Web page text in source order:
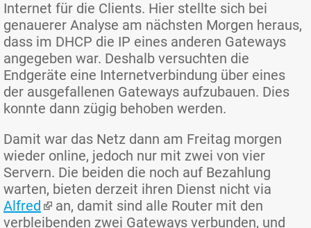
Internet für die Clients. Hier stellte sich bei
genauerer Analyse am nächsten Morgen heraus,
dass im DHCP die IP eines anderen Gateways
angegeben war. Deshalb versuchten die
Endgeräte eine Internetverbindung über eines
der ausgefallenen Gateways aufzubauen. Dies
konnte dann zügig behoben werden.
Damit war das Netz dann am Freitag morgen
wieder online, jedoch nur mit zwei von vier
Servern. Die beiden die noch auf Bezahlung
warten, bieten derzeit ihren Dienst nicht via
Alfred
an, damit sind alle Router mit den
verbleibenden zwei Gateways verbunden, und